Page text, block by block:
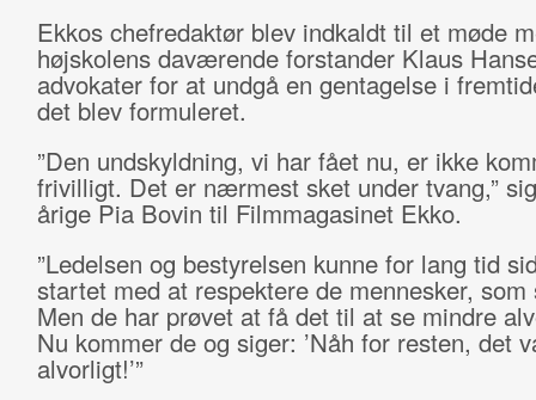
Ekkos chefredaktør blev indkaldt til et møde
højskolens daværende forstander Klaus
advokater for at undgå en gentagelse i
det blev formuleret.
”Den undskyldning, vi har fået nu, er ikke
frivilligt. Det er nærmest sket under tvang,”
årige Pia Bovin til Filmmagasinet Ekko.
”Ledelsen og bestyrelsen kunne for lang tid
startet med at respektere de mennesker, som
Men de har prøvet at få det til at se mindre
Nu kommer de og siger: ’Nåh for resten, det
alvorligt!’”